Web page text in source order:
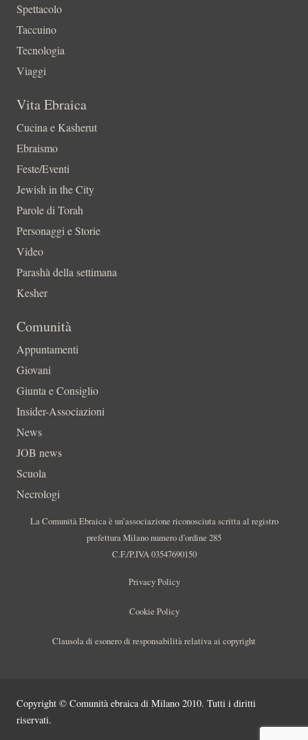
Spettacolo
Taccuino
Tecnologia
Viaggi
Vita Ebraica
Cucina e Kasherut
Ebraismo
Feste/Eventi
Jewish in the City
Parole di Torah
Personaggi e Storie
Video
Parashà della settimana
Kesher
Comunità
Appuntamenti
Giovani
Giunta e Consiglio
Insider-Associazioni
News
JOB news
Scuola
Necrologi
La Comunità Ebraica è un’associazione riconosciuta scritta al registro
prefettura Milano numero d’ordine 285
C.F./P.IVA 03547690150
Privacy Policy
Cookie Policy
Clausola di esonero di responsabilità relativa ai copyright
Copyright © Comunità ebraica di Milano 2010. Tutti i diritti
riservati.